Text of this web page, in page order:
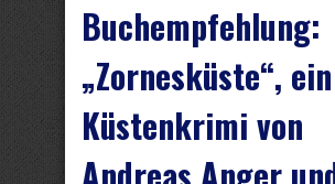
Buchempfehlung:
„Zornesküste“, ein
Küstenkrimi von